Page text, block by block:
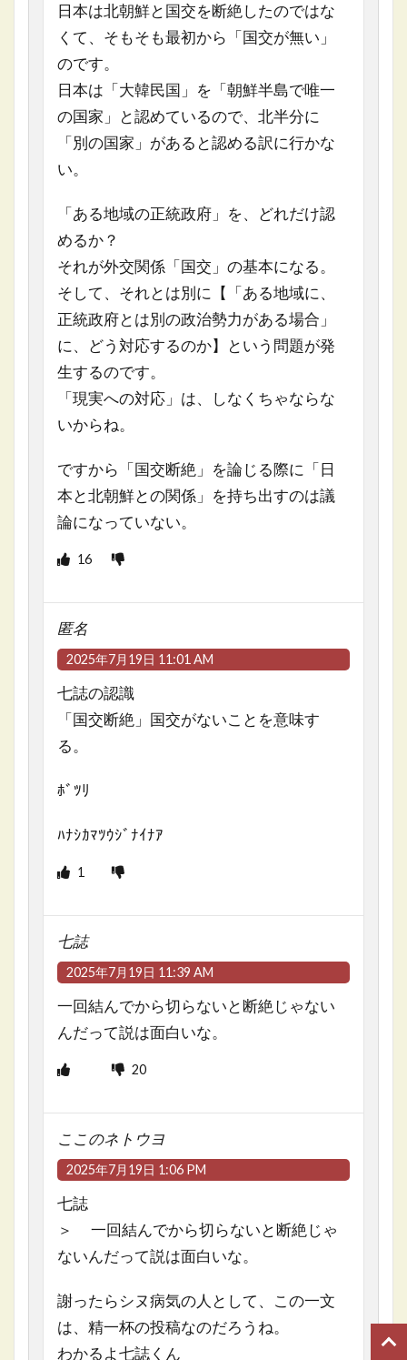
日本は北朝鮮と国交を断絶したのではな
くて、そもそも最初から「国交が無い」
のです。
日本は「大韓民国」を「朝鮮半島で唯一
の国家」と認めているので、北半分に
「別の国家」があると認める訳に行かな
い。
「ある地域の正統政府」を、どれだけ認
めるか？
それが外交関係「国交」の基本になる。
そして、それとは別に【「ある地域に、
正統政府とは別の政治勢力がある場合」
に、どう対応するのか】という問題が発
生するのです。
「現実への対応」は、しなくちゃならな
いからね。
ですから「国交断絶」を論じる際に「日
本と北朝鮮との関係」を持ち出すのは議
論になっていない。
16
匿名
2025年7月19日 11:01 AM
七誌の認識
「国交断絶」国交がないことを意味す
る。
ﾎﾞﾂﾘ
ﾊﾅｼｶﾏﾂｳｼﾞﾅｲﾅｱ
1
七誌
2025年7月19日 11:39 AM
一回結んでから切らないと断絶じゃない
んだって説は面白いな。
20
ここのネトウヨ
2025年7月19日 1:06 PM
七誌
＞ 一回結んでから切らないと断絶じゃ
ないんだって説は面白いな。
謝ったらシヌ病気の人として、この一文
は、精一杯の投稿なのだろうね。
わかるよ七誌くん